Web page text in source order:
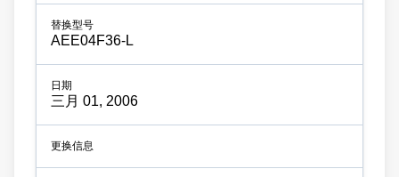
AEE04F36-L
三月 01, 2006